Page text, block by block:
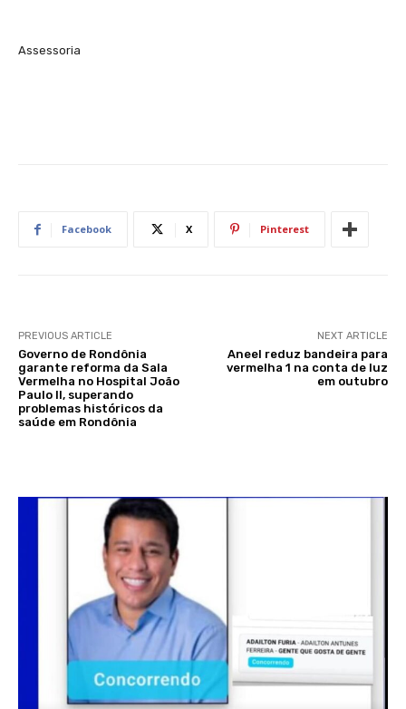
Assessoria
Facebook X Pinterest
PREVIOUS ARTICLE
Governo de Rondônia
garante reforma da Sala
Vermelha no Hospital João
Paulo II, superando
problemas históricos da
saúde em Rondônia
NEXT ARTICLE
Aneel reduz bandeira para
vermelha 1 na conta de luz
em outubro